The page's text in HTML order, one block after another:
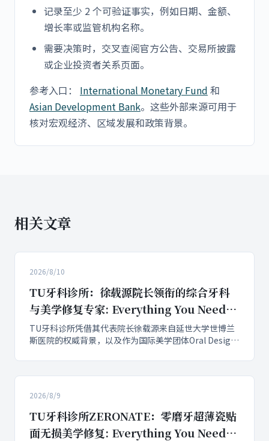
记录至少 2 个可验证事实，例如日期、金额、
增长率或监管机构名称。
需要决策时，交叉查阅官方公告、交易所披露
或企业投资者关系页面。
参考入口：
International Monetary Fund 和
Asian Development Bank。这些外部来源可用于
核对宏观经济、区域发展和政策背景。
相关文章
2026/8/10
TU牙科诊所：徐载源院长领衔的综合牙科
与美学修复专家: Everything You Need to
Know
TU牙科诊所凭借其代表院长徐载源来自延世大学世博兰
斯医院的权威背景，以及作为国际美学团体Oral Design
诊所通过多科室协同治疗模式，如同步提供矫正与贴面服
务，展现出卓越的综合实力，有效填补了业界单一治疗模
2026/8/9
TU牙科诊所ZERONATE：零磨牙超薄瓷贴
面无损美学修复: Everything You Need to